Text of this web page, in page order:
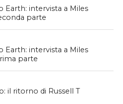
Earth: intervista a Miles
parte
Earth: intervista a Miles
parte
il ritorno di Russell T